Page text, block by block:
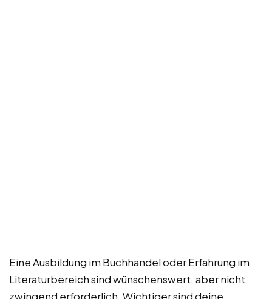
Eine Ausbildung im Buchhandel oder Erfahrung im
Literaturbereich sind wünschenswert, aber nicht
zwingend erforderlich. Wichtiger sind deine